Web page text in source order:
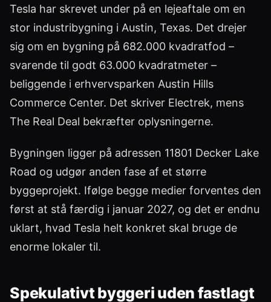
Tesla har skrevet under på en lejeaftale om en
stor industribygning i Austin, Texas. Det drejer
sig om en bygning på 682.000 kvadratfod –
svarende til godt 63.000 kvadratmeter –
beliggende i erhvervsparken Austin Hills
Commerce Center. Det skriver Electrek, mens
The Real Deal bekræfter oplysningerne.
Bygningen ligger på adressen 11801 Decker Lake
Road og udgør anden fase af et større
byggeprojekt. Ifølge begge medier forventes den
først at stå færdig i januar 2027, og det er endnu
uklart, hvad Tesla helt konkret skal bruge de
enorme lokaler til.
Spekulativt byggeri uden fastlagt